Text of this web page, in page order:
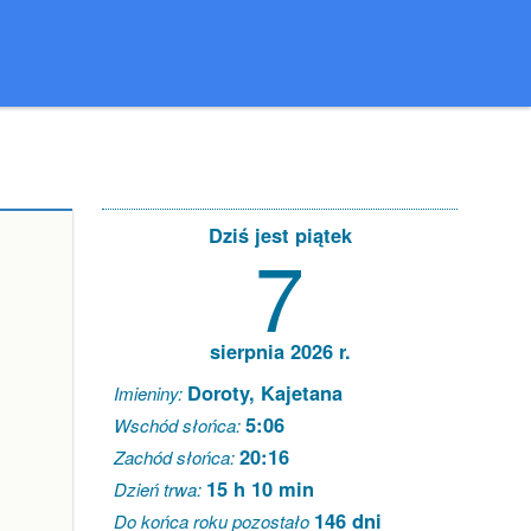
Dziś jest piątek
7
sierpnia 2026 r.
Imieniny: Doroty, Kajetana
Wschód słońca:5:06
Zachód słońca:20:16
Dzień trwa: 15 h 10 min
Do końca roku pozostało 146 dni